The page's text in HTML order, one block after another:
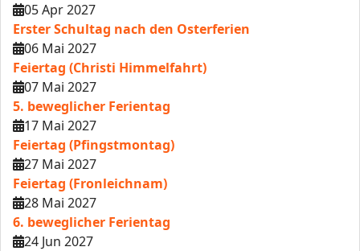
05 Apr 2027
Erster Schultag nach den Osterferien
06 Mai 2027
Feiertag (Christi Himmelfahrt)
07 Mai 2027
5. beweglicher Ferientag
17 Mai 2027
Feiertag (Pfingstmontag)
27 Mai 2027
Feiertag (Fronleichnam)
28 Mai 2027
6. beweglicher Ferientag
24 Jun 2027